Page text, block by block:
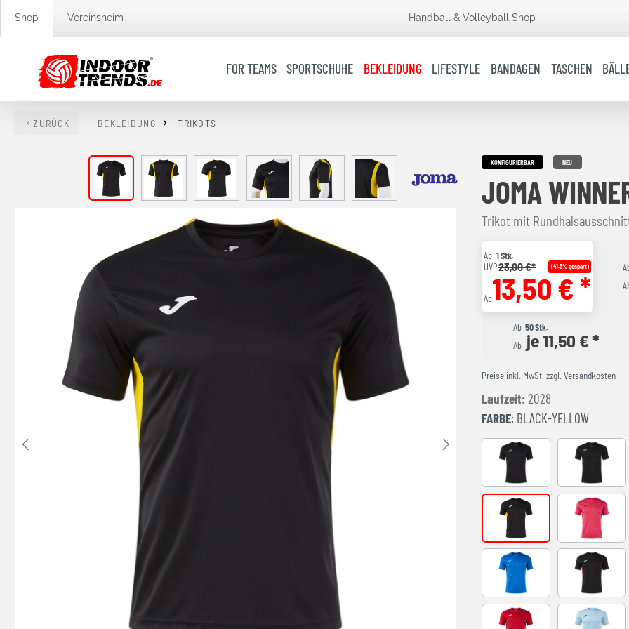
Zur Hauptnavigation springen
Shop Vereinsheim Handball & Volleyball Shop
FOR TEAMS SPORTSCHUHE BEKLEIDUNG LIFESTYLE BANDAGEN TASCHEN
ZURÜCK BEKLEIDUNG TRIKOTS
Bildergalerie überspringen KONFIGURIERBAR NEU
JOMA
Trikot mit Rundhalsausschnitt
Ab 1 Stk.
UVP23,00 €* (41.3% gespart)
Ab13,50 € *
Ab 50 Stk.
Ab je 11,50 € *
Preise inkl. MwSt. zzgl. Versandkosten
Laufzeit: 2028
FARBE: BLACK-YELLOW
BLACK-ANTHRACITE
FUCHSIA-
ROYAL-BLACK